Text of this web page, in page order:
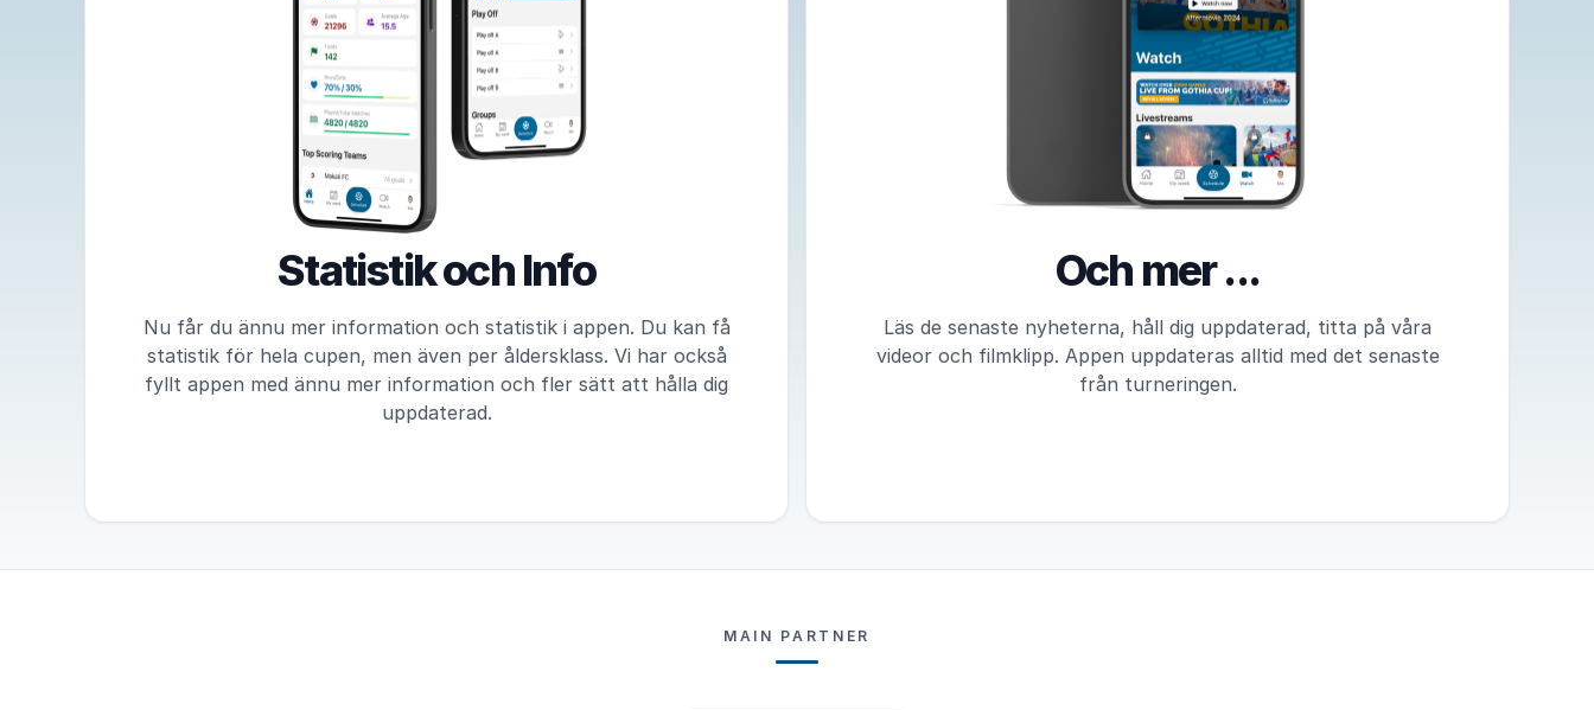
Statistik och Info
Nu får du ännu mer information och statistik i appen. Du kan få
statistik för hela cupen, men även per åldersklass. Vi har också
fyllt appen med ännu mer information och fler sätt att hålla dig
uppdaterad.
Och mer ...
Läs de senaste nyheterna, håll dig uppdaterad, titta på våra
videor och filmklipp. Appen uppdateras alltid med det senaste
från turneringen.
MAIN PARTNER